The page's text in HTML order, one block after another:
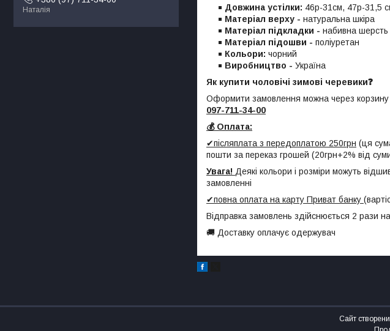
Довжина устілки: 46р-31см, 47р-31,5
Матеріал верху - натуральна шкіра
Матеріал підкладки - набивна шерсть
Матеріал підошви - поліуретан
Кольори: чорний
Виробництво - Україна
Як купити чоловічі зимові черевики❓
Оформити замовлення можна через
097-711-34-00
💰 Оплата:
✔післяплата з передоплатою 250грн (ця
пошти за переказ грошей (20грн+2% від
Увага! Деякі кольори і розміри можуть
замовленні
✔повна оплата на карту Приват банку
Відправка замовлень здійснюється 2 рази
🚚 Доставку оплачує одержувач
Наталія
Сайт